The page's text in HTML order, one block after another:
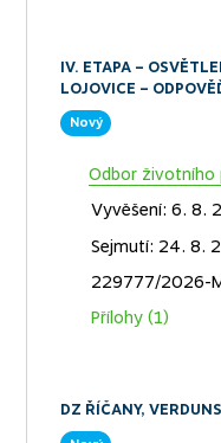
Sejmutí: 23. 8.
Přílohy (1)
IV. ETAPA –
LOJOVICE –
Nový
Odbor životního
Vyvěšení: 6. 8.
229777/2026-
Přílohy (1)